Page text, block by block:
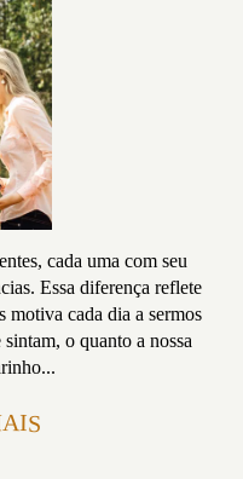
cada uma com seu
Essa diferença reflete
cada dia a sermos
o quanto a nossa